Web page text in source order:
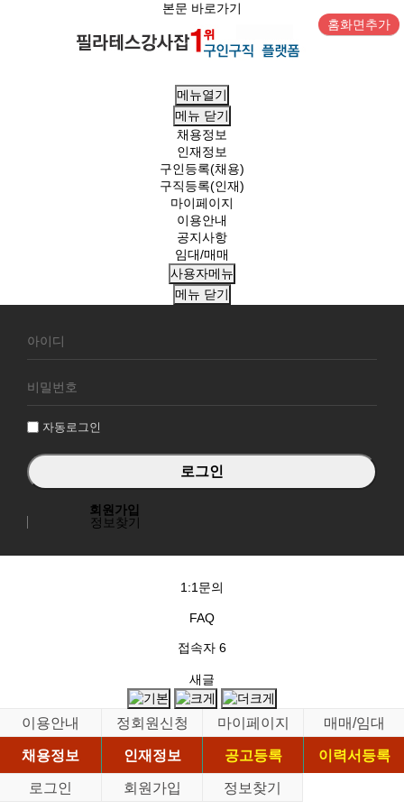
본문 바로가기
홈화면추가
메뉴열기
메뉴 닫기
채용정보
인재정보
구인등록(채용)
구직등록(인재)
마이페이지
이용안내
공지사항
임대/매매
사용자메뉴
메뉴 닫기
원
그
자동로그인
회원가입
정보찾기
1:1문의
FAQ
접속자 6
새글
이용안내 정회원신청 마이페이지
매매/임대
채용정보
인재정보 공고등록
이력서등록
로그인
회원가입 정보찾기